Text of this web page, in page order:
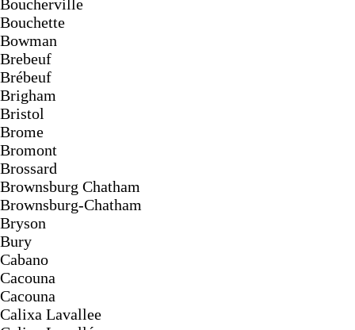
Boucherville
Bouchette
Bowman
Brebeuf
Brébeuf
Brigham
Bristol
Brome
Bromont
Brossard
Brownsburg Chatham
Brownsburg-Chatham
Bryson
Bury
Cabano
Cacouna
Cacouna
Calixa Lavallee